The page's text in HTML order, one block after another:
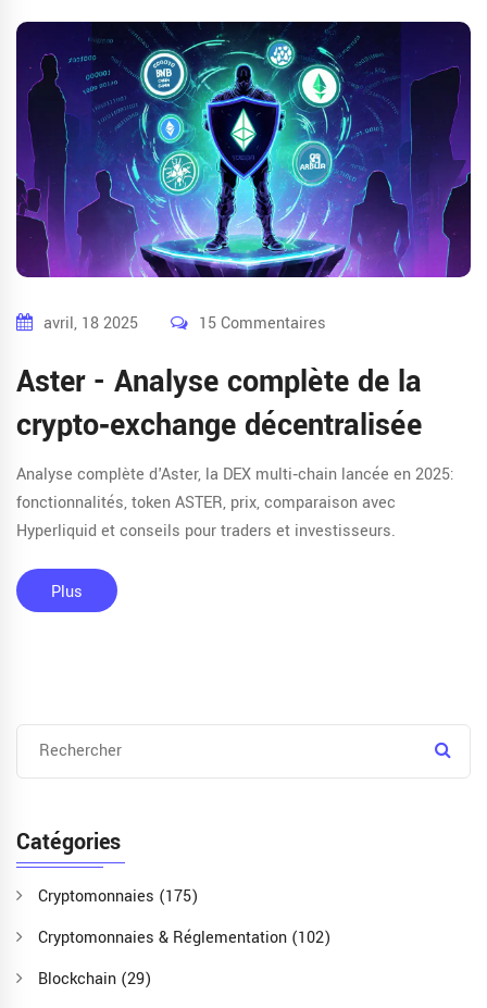
avril, 18 2025 15 Commentaires
Aster - Analyse complète de la
crypto‑exchange décentralisée
Analyse complète d'Aster, la DEX multi‑chain lancée en 2025:
fonctionnalités, token ASTER, prix, comparaison avec
Hyperliquid et conseils pour traders et investisseurs.
Plus
Catégories
Cryptomonnaies (175)
Cryptomonnaies & Réglementation (102)
Blockchain (29)